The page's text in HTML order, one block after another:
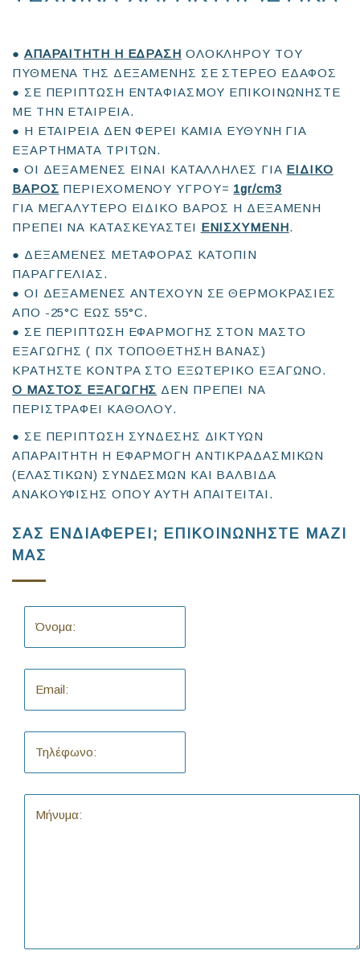
● ΑΠΑΡΑΙΤΗΤΗ Η ΕΔΡΑΣΗ ΟΛΟΚΛΗΡΟΥ ΤΟΥ
ΠΥΘΜΕΝΑ ΤΗΣ ΔΕΞΑΜΕΝΗΣ ΣΕ ΣΤΕΡΕΟ ΕΔΑΦΟΣ
● ΣΕ ΠΕΡΙΠΤΩΣΗ ΕΝΤΑΦΙΑΣΜΟΥ ΕΠΙΚΟΙΝΩΝΗΣΤΕ
ΜΕ ΤΗΝ ΕΤΑΙΡΕΙΑ.
● Η ΕΤΑΙΡΕΙΑ ΔΕΝ ΦΕΡΕΙ ΚΑΜΙΑ ΕΥΘΥΝΗ ΓΙΑ
ΕΞΑΡΤΗΜΑΤΑ ΤΡΙΤΩΝ.
● ΟΙ ΔΕΞΑΜΕΝΕΣ ΕΙΝΑΙ ΚΑΤΑΛΛΗΛΕΣ ΓΙΑ ΕΙΔΙΚΟ
ΒΑΡΟΣ ΠΕΡΙΕΧΟΜΕΝΟΥ ΥΓΡΟΥ= 1gr/cm3
ΓΙΑ ΜΕΓΑΛΥΤΕΡΟ ΕΙΔΙΚΟ ΒΑΡΟΣ Η ΔΕΞΑΜΕΝΗ
ΠΡΕΠΕΙ ΝΑ ΚΑΤΑΣΚΕΥΑΣΤΕΙ ΕΝΙΣΧΥΜΕΝΗ.
● ΔΕΞΑΜΕΝΕΣ ΜΕΤΑΦΟΡΑΣ ΚΑΤΟΠΙΝ
ΠΑΡΑΓΓΕΛΙΑΣ.
● ΟΙ ΔΕΞΑΜΕΝΕΣ ΑΝΤΕΧΟΥΝ ΣΕ ΘΕΡΜΟΚΡΑΣΙΕΣ
ΑΠΟ -25°C ΕΩΣ 55°C.
● ΣΕ ΠΕΡΙΠΤΩΣΗ ΕΦΑΡΜΟΓΗΣ ΣΤΟΝ ΜΑΣΤΟ
ΕΞΑΓΩΓΗΣ ( ΠΧ ΤΟΠΟΘΕΤΗΣΗ ΒΑΝΑΣ)
ΚΡΑΤΗΣΤΕ ΚΟΝΤΡΑ ΣΤΟ ΕΞΩΤΕΡΙΚΟ ΕΞΑΓΩΝΟ.
Ο ΜΑΣΤΟΣ ΕΞΑΓΩΓΗΣ ΔΕΝ ΠΡΕΠΕΙ ΝΑ
ΠΕΡΙΣΤΡΑΦΕΙ ΚΑΘΟΛΟΥ.
● ΣΕ ΠΕΡΙΠΤΩΣΗ ΣΥΝΔΕΣΗΣ ΔΙΚΤΥΩΝ
ΑΠΑΡΑΙΤΗΤΗ Η ΕΦΑΡΜΟΓΗ ΑΝΤΙΚΡΑΔΑΣΜΙΚΩΝ
(ΕΛΑΣΤΙΚΩΝ) ΣΥΝΔΕΣΜΩΝ ΚΑΙ ΒΑΛΒΙΔΑ
ΑΝΑΚΟΥΦΙΣΗΣ ΟΠΟΥ ΑΥΤΗ ΑΠΑΙΤΕΙΤΑΙ.
ΣΑΣ ΕΝΔΙΑΦΕΡΕΙ; ΕΠΙΚΟΙΝΩΝΗΣΤΕ ΜΑΖΙ
ΜΑΣ